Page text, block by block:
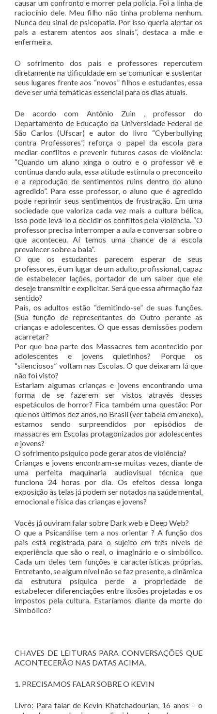
causar um confronto e morrer pela polícia. Foi a linha de
raciocínio dele. Meu filho não tinha problema nenhum.
Nunca deu sinal de psicopatia. Por isso queria alertar os
pais a estarem atentos aos sinais”, destaca a mãe e
enfermeira.
O sofrimento dos pais e professores repercutem
diretamente na dificuldade em se comunicar e sustentar
seus lugares frente aos “novos” filhos e estudantes, essa
deve ser uma temáticas essencial para os dias atuais.
De acordo com Antônio Zuin , professor do
Departamento de Educação da Universidade Federal de
São Carlos (Ufscar) e autor do livro “Cyberbullying
contra Professores”, reforça o papel da escola para
mediar conflitos e prevenir futuros casos de violência:
“Quando um aluno xinga o outro e o professor vê e
continua dando aula, essa atitude estimula o preconceito
e a reprodução de sentimentos ruins dentro do aluno
agredido”. Para esse professor, o aluno que é agredido
pode reprimir seus sentimentos de frustração. Em uma
sociedade que valoriza cada vez mais a cultura bélica,
isso pode levá-lo a decidir os conflitos pela violência. “O
professor precisa interromper a aula e conversar sobre o
que aconteceu. Aí temos uma chance de a escola
prevalecer sobre a bala”.
O que os estudantes parecem esperar de seus
professores, é um lugar de um adulto, profissional, capaz
de estabelecer lações, portador de um saber que ele
deseje transmitir e explicitar. Será que essa afirmação faz
sentido?
Pais, os adultos estão “demitindo-se” de suas funções.
(Sua função de representantes do Outro perante as
crianças e adolescentes. O que essas demissões podem
acarretar?
Por que boa parte dos Massacres tem acontecido por
adolescentes e jovens quietinhos? Porque os
“silenciosos” voltam nas Escolas. O que deixaram lá que
não foi visto?
Estariam algumas crianças e jovens encontrando uma
forma de se fazerem ser vistos através desses
espetáculos de horror? Fica também uma questão: Por
que nos últimos dez anos, no Brasil (ver tabela em anexo),
estamos sendo surpreendidos por episódios de
massacres em Escolas protagonizados por adolescentes
e jovens?
O sofrimento psíquico pode gerar atos de violência?
Crianças e jovens encontram-se muitas vezes, diante de
uma perfeita maquinaria audiovisual técnica que
funciona 24 horas por dia. Os efeitos dessa longa
exposição às telas já podem ser notados na saúde mental,
emocional e física das crianças e jovens?
Vocês já ouviram falar sobre Dark web e Deep Web?
O que a Psicanálise tem a nos orientar ? A função dos
pais está registrada para o sujeito em três níveis de
experiência que são o real, o imaginário e o simbólico.
Cada um deles tem funções e características próprias.
Entretanto, se algum nível não se faz presente, a dinâmica
da estrutura psíquica perde a propriedade de
estabelecer diferenciações entre ilusões projetadas e os
impostos pela cultura. Estaríamos diante da morte do
Simbólico?
CHAVES DE LEITURAS PARA CONVERSAÇÕES QUE
ACONTECERÃO NAS DATAS ACIMA.
1. PRECISAMOS FALAR SOBRE O KEVIN
Livro: Para falar de Kevin Khatchadourian, 16 anos – o